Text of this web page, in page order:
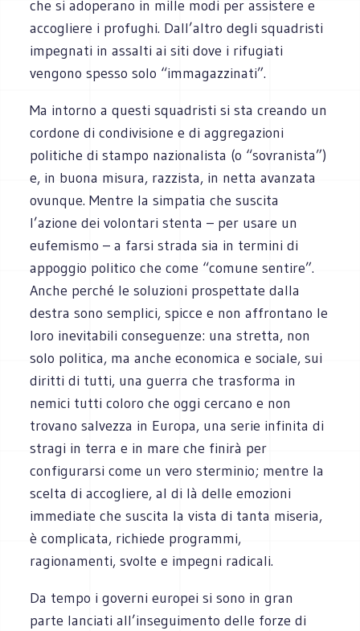
che si adoperano in mille modi per assistere e
accogliere i profughi. Dall’altro degli squadristi
impegnati in assalti ai siti dove i rifugiati
vengono spesso solo “immagazzinati”.
Ma intorno a questi squadristi si sta creando un
cordone di condivisione e di aggregazioni
politiche di stampo nazionalista (o “sovranista”)
e, in buona misura, razzista, in netta avanzata
ovunque. Mentre la simpatia che suscita
l’azione dei volontari stenta – per usare un
eufemismo – a farsi strada sia in termini di
appoggio politico che come “comune sentire”.
Anche perché le soluzioni prospettate dalla
destra sono semplici, spicce e non affrontano le
loro inevitabili conseguenze: una stretta, non
solo politica, ma anche economica e sociale, sui
diritti di tutti, una guerra che trasforma in
nemici tutti coloro che oggi cercano e non
trovano salvezza in Europa, una serie infinita di
stragi in terra e in mare che finirà per
configurarsi come un vero sterminio; mentre la
scelta di accogliere, al di là delle emozioni
immediate che suscita la vista di tanta miseria,
è complicata, richiede programmi,
ragionamenti, svolte e impegni radicali.
Da tempo i governi europei si sono in gran
parte lanciati all’inseguimento delle forze di